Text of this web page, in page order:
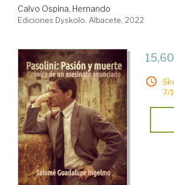
Calvo Ospina, Hernando
Ediciones Dyskolo. Albacete, 2022
7/